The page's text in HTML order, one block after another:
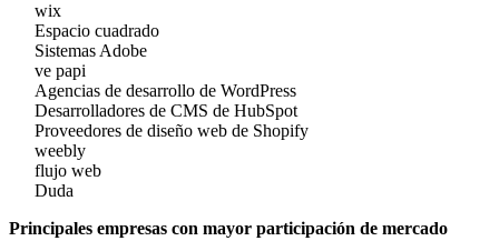
wix
Espacio cuadrado
Sistemas Adobe
ve papi
Agencias de desarrollo de WordPress
Desarrolladores de CMS de HubSpot
Proveedores de diseño web de Shopify
weebly
flujo web
Duda
Principales empresas con mayor participación de mercado